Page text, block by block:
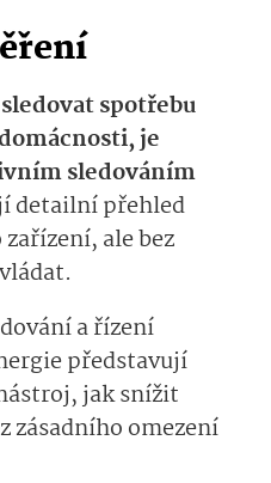
spotřebu
je
sledováním
detailní přehled
ale bez
a řízení
představují
jak snížit
zásadního omezení